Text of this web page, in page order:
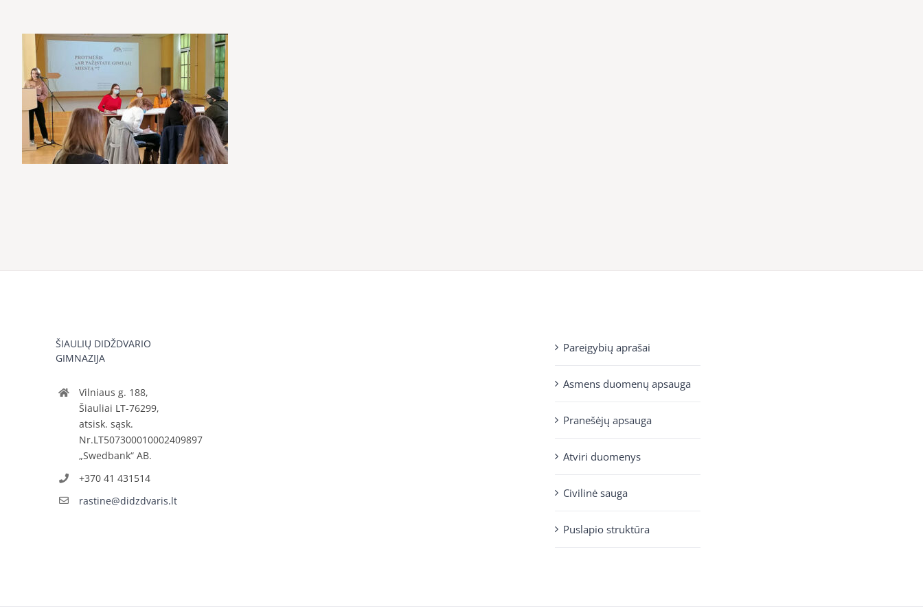
ŠIAULIŲ DIDŽDVARIO
GIMNAZIJA
Vilniaus g. 188,
Šiauliai LT-76299,
atsisk. sąsk.
Nr.LT507300010002409897
„Swedbank“ AB.
+370 41 431514
rastine@didzdvaris.lt
Pareigybių aprašai
Asmens duomenų apsauga
Pranešėjų apsauga
Atviri duomenys
Civilinė sauga
Puslapio struktūra